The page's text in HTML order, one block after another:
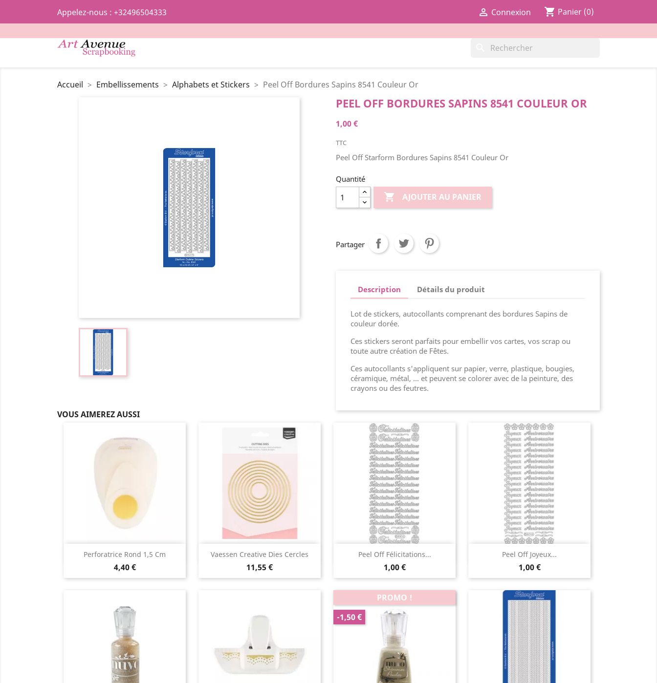
Appelez-nous : +32496504333  Connexion shopping_cart Panier (0)
Accueil Embellissements Alphabets et Stickers Peel Off Bordures Sapins 8541 Couleur Or
PEEL OFF BORDURES SAPINS 8541 COULEUR OR
1,00 €
TTC
Peel Off Starform Bordures Sapins 8541 Couleur Or
Quantité
 AJOUTER AU PANIER
Partager
Description Détails du produit
Lot de stickers, autocollants comprenant des bordures Sapins de
couleur dorée.
Ces stickers seront parfaits pour embellir vos cartes, vos scrap ou
toute autre création de Fêtes.
Ces autocollants s'appliquent sur papier, verre, plastique, bougies,
céramique, métal, ... et peuvent se colorer avec de la peinture, des
crayons ou des feutres.
VOUS AIMEREZ AUSSI
Perforatrice Rond 1,5 Cm
4,40 €
Aperçu rapide Vaessen Creative Dies Cercles
11,55 €
 Aperçu rapide Peel Off Félicitations...
1,00 €
 Aperçu rapide Peel Off Joyeux...
1,00 €
Aperçu rapide
PROMO !
-1,50 €